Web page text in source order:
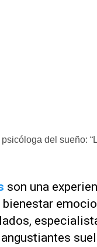
del sueño:
son una